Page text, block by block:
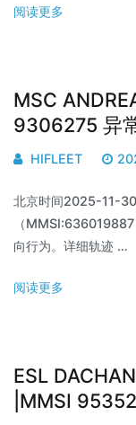
阅读更多
MSC
9306275 异
HIFLEET
北京时间2025-11-
（
向行为。详细轨迹 …
阅读更多
ESL
|MMSI